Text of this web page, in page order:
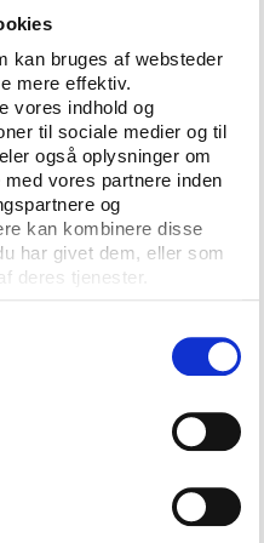
kan bruges af websteder
mere effektiv.
vores indhold og
til sociale medier og til
også oplysninger om
vores partnere inden
og
kan kombinere disse
har givet dem, eller som
deres tjenester.
mellem land- og
forstærkes, når flere
kommende Holbæk
muligheder
i rapporten, viser
de eksisterende
Både faciliteternes antal
Holbæk SportsBy
borgere
på, at den nye